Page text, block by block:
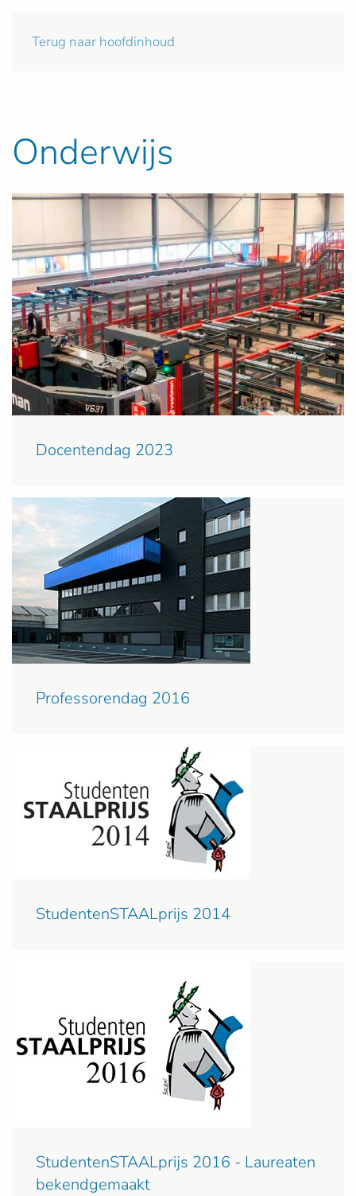
Terug naar hoofdinhoud
Onderwijs
Docentendag 2023
Professorendag 2016
StudentenSTAALprijs 2014
StudentenSTAALprijs 2016 - Laureaten
bekendgemaakt